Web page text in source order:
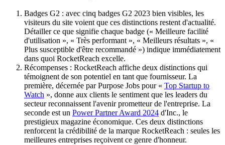
Badges G2 : avec cinq badges G2 2023 bien visibles, les
visiteurs du site voient que ces distinctions restent d'actualité.
Détailler ce que signifie chaque badge (« Meilleure facilité
d'utilisation », « Très performant », « Meilleurs résultats », «
Plus susceptible d'être recommandé ») indique immédiatement
dans quoi RocketReach excelle.
Récompenses : RocketReach affiche deux distinctions qui
témoignent de son potentiel en tant que fournisseur. La
première, décernée par Purpose Jobs pour « Top Startup to
Watch », donne aux clients le sentiment que les leaders du
secteur reconnaissent l'avenir prometteur de l'entreprise. La
seconde est un Power Partner Award 2024 d'Inc., le
prestigieux magazine économique. Ces deux distinctions
renforcent la crédibilité de la marque RocketReach : seules les
meilleures entreprises reçoivent ce genre d'honneur.